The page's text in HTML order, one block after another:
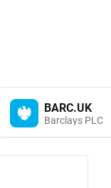
BARC.UK
Barclays PLC